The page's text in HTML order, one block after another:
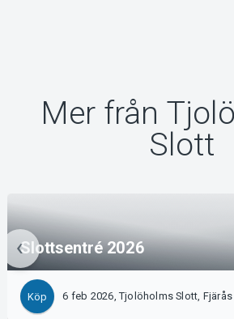
Mer från
Slott
Slottsentré 2026
Köp 6 feb 2026, Tjolöholms Slott, Fjärås